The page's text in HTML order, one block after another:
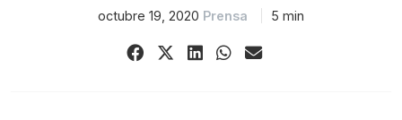
octubre 19, 2020 Prensa 5 min
Share Share ShareShareShare